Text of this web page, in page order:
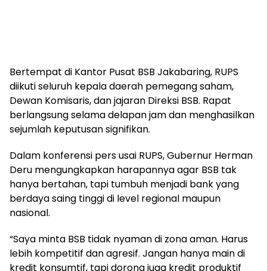
Bertempat di Kantor Pusat BSB Jakabaring, RUPS
diikuti seluruh kepala daerah pemegang saham,
Dewan Komisaris, dan jajaran Direksi BSB. Rapat
berlangsung selama delapan jam dan menghasilkan
sejumlah keputusan signifikan.
Dalam konferensi pers usai RUPS, Gubernur Herman
Deru mengungkapkan harapannya agar BSB tak
hanya bertahan, tapi tumbuh menjadi bank yang
berdaya saing tinggi di level regional maupun
nasional.
“Saya minta BSB tidak nyaman di zona aman. Harus
lebih kompetitif dan agresif. Jangan hanya main di
kredit konsumtif, tapi dorong juga kredit produktif